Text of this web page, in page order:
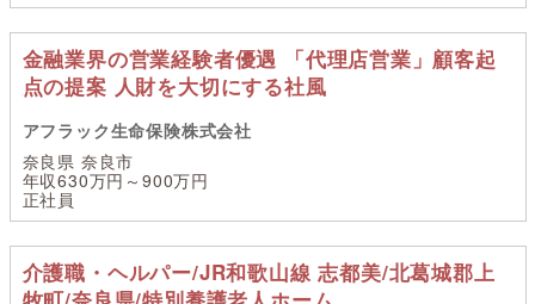
金融業界の営業経験者優遇 「代理店営業」顧客起
点の提案 人財を大切にする社風
アフラック生命保険株式会社
奈良県 奈良市
年収630万円～900万円
正社員
介護職・ヘルパー/JR和歌山線 志都美/北葛城郡上